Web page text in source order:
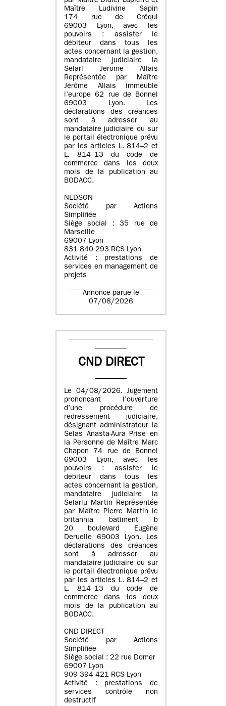
Maître Ludivine Sapin
174 rue de Créqui
69003 Lyon, avec les
pouvoirs : assister le
débiteur dans tous les
actes concernant la gestion,
mandataire judiciaire la
Selarl Jerome Allais
Représentée par Maître
Jérôme Allais immeuble
l’europe 62 rue de Bonnel
69003 Lyon. Les
déclarations des créances
sont à adresser au
mandataire judiciaire ou sur
le portail électronique prévu
par les articles L. 814–2 et
L. 814–13 du code de
commerce dans les deux
mois de la publication au
BODACC.
NEDSON
Société par Actions
Simplifiée
Siège social : 35 rue de
Marseille
69007 Lyon
831 840 293 RCS Lyon
Activité : prestations de
services en management de
projets
Annonce parue le
07/08/2026
CND DIRECT
Le 04/08/2026. Jugement
prononçant l’ouverture
d’une procédure de
redressement judiciaire,
désignant administrateur la
Selas Anasta-Aura Prise en
la Personne de Maître Marc
Chapon 74 rue de Bonnel
69003 Lyon, avec les
pouvoirs : assister le
débiteur dans tous les
actes concernant la gestion,
mandataire judiciaire la
Selarlu Martin Représentée
par Maître Pierre Martin le
britannia batiment b
20 boulevard Eugène
Deruelle 69003 Lyon. Les
déclarations des créances
sont à adresser au
mandataire judiciaire ou sur
le portail électronique prévu
par les articles L. 814–2 et
L. 814–13 du code de
commerce dans les deux
mois de la publication au
BODACC.
CND DIRECT
Société par Actions
Simplifiée
Siège social : 22 rue Domer
69007 Lyon
909 394 421 RCS Lyon
Activité : prestations de
services contrôle non
destructif